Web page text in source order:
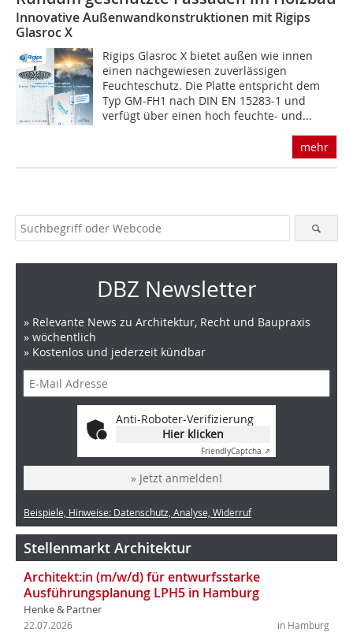
Innovative Außenwandkonstruktionen mit Rigips
Glasroc X
Rigips Glasroc X bietet außen wie innen
einen nachgewiesen zuverlässigen
Feuchteschutz. Die Platte entspricht dem
Typ GM-FH1 nach DIN EN 15283-1 und
verfügt über einen hoch feuchte- und...
mehr
DBZ Newsletter
» Relevante News zu Architektur, Recht und Baupraxis
» wöchentlich
» Kostenlos und jederzeit kündbar
Anti-Roboter-Verifizierung
Hier klicken
FriendlyCaptcha ⇗
» Jetzt anmelden!
Beispiele, Hinweise: Datenschutz, Analyse, Widerruf
Stellenmarkt Architektur
Architekt:in (m/w/d) für entwurfsstarke
Ausführungsplanung LPH5 in Hamburg
Henke & Partner
in Hamburg
22.07.2026